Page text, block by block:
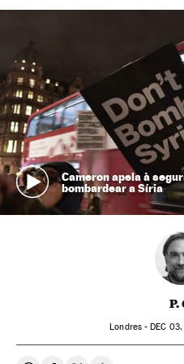
Cameron apela à
bombardear a Síria
P.
Londres -DEC 03,